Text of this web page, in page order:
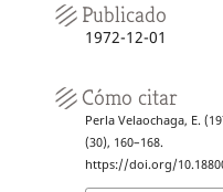
Publicado
1972-12-01
Cómo citar
Perla Velaochaga, E.
(30), 160–168.
https://doi.org/